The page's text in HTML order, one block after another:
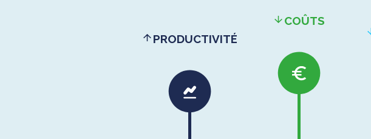
PRODUCTIVITÉ
COÛTS